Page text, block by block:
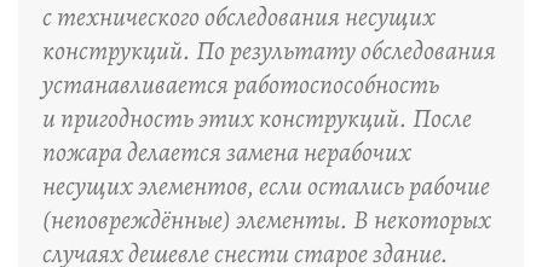
с технического обследования несущих
конструкций. По результату обследования
устанавливается работоспособность
и пригодность этих конструкций. После
пожара делается замена нерабочих
несущих элементов, если остались рабочие
(неповреждённые) элементы. В некоторых
случаях дешевле снести старое здание.